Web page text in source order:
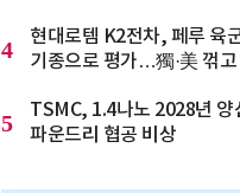
4
현대로템 K2전차, 페루 육
기종으로 평가…獨·美 꺾
5
TSMC, 1.4나노 2028년
파운드리 협공 비상